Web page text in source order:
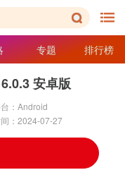
专题 排行榜
安卓版
：Android
：2024-07-27